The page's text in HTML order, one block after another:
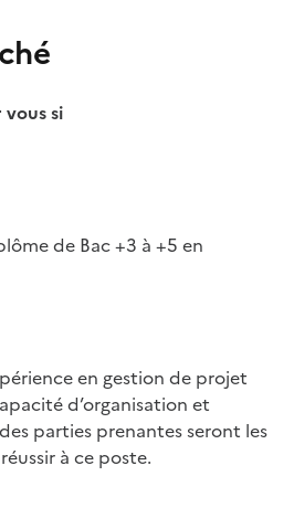
si
de Bac +3 à +5 en
en gestion de projet
d’organisation et
parties prenantes seront les
à ce poste.